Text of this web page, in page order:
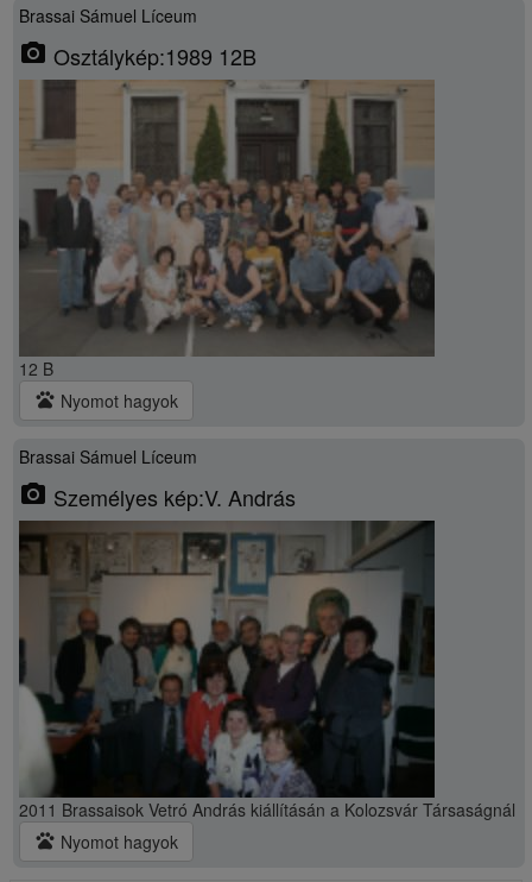
Brassai Sámuel Líceum
photo_camera Osztálykép:1989 12B
12 B
pets Nyomot hagyok
Brassai Sámuel Líceum
photo_camera Személyes kép:V. András
2011 Brassaisok Vetró András kiállításán a Kolozsvár Társaságnál
pets Nyomot hagyok